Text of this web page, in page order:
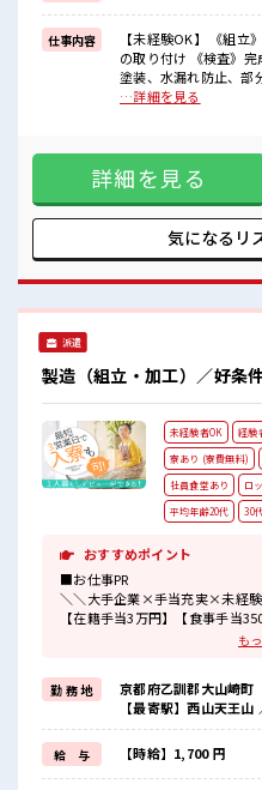
さらに大阪で「ハリウッド映画
までは電車で1時間30分ほど♪
大型連休があるので休みの日が
■最短即日入社決定！
■最短2営業日で入寮も可！
※規定有
■職場の雰囲気
《20代・30代の男性スタッフさ
職場の人間関係⇒良好♪
未経験でも安心な就業環境！
社内設備もバッチリ★
#ryo
仕事内容
【未経験OK】 《組立
の取り付け 《検査》
塗装、水漏れ防止、
正を見て、配属先が決定します ※寮アリのお
月もらえるからお財布が潤いまく
完備/ ◎寮費は「タダ
車場完備/マイカー持ち
での移動交通費支給
り※空き状況による
から無料送迎バスも
大型連休があるので休
■最短即日入社決定！
囲気 《20代・30代の
関係⇒良好♪ 未経験で
リ★ 売店・食堂・休憩
ットクーラーあり♪
…詳細を見る
詳細を見る
気になるリ
派遣
製造（組立・加工）／好条
未経験者OK 経験
寮あり (寮費無料)
社員食堂あり
ロ
平均年齢20代
30
おすすめポイント
■お仕事PR
＼＼大手企業×手当充実×未経
【在籍手当3万円】【食事手当
＼遠方の方も安心◎寮完備/
◎ワンルーム寮
◎家電付き1R寮
◎駐車場完備なのでマイカー持
ほかにも...
・赴任時は現地までの移動交通費
も
勤 務 地
京都府乙訓郡大山崎町
【最寄駅】西山天王
給 与 【時給】1,700 円